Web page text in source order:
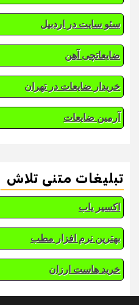
سئو سایت در اردبیل
ضایعاتچی آهن
خریدار ضایعات در تهران
آرمین ضایعات
تبلیغات متنی تلاش
اکسیر یاب
بهترین نرم افزار مطب
خرید هاست ارزان